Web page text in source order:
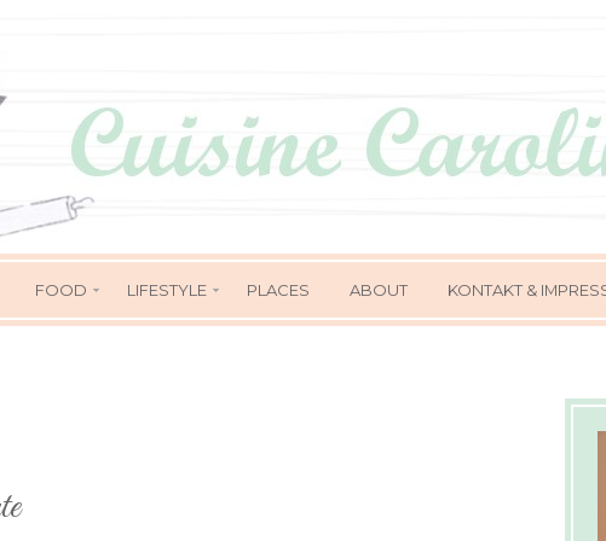
FOOD LIFESTYLE PLACES ABOUT KONTAKT &